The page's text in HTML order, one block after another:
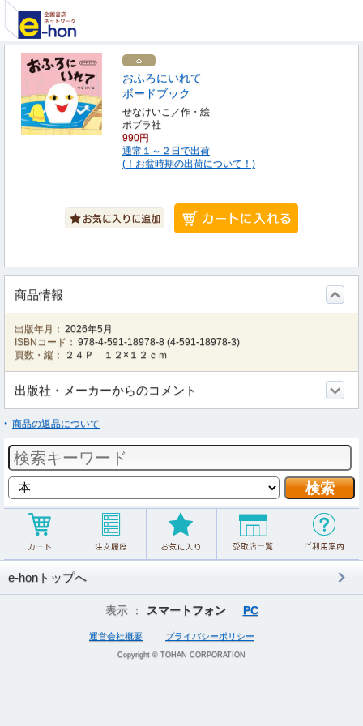
おふろにいれて
ボードブック
せなけいこ／作・絵
ポプラ社
990円
通常１～２日で出荷
(！お盆時期の出荷について！)
商品情報
出版年月： 2026年5月
ISBNコード： 978-4-591-18978-8 (4-591-18978-3)
頁数・縦：
２４Ｐ １２×１２ｃｍ
出版社・メーカーからのコメント
商品の返品について
e-honトップへ
表示 ： スマートフォン PC
運営会社概要 プライバシーポリシー
Copyright © TOHAN CORPORATION